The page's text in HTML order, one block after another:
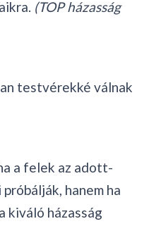
(TOP házasság
testvérekké válnak
a felek az adott-
hanem ha
kiváló házasság